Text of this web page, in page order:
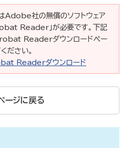
Adobe社の無償のソフトウェア
Reader」が必要です。下記
Readerダウンロードペー
ださい。
Readerダウンロード
ージに戻る